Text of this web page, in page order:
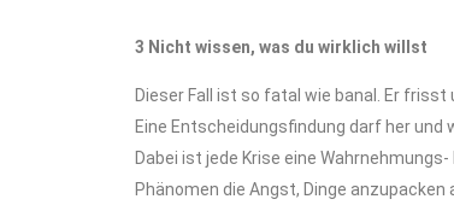
3 Nicht wissen, was du wirklich willst
Dieser Fall ist so fatal wie banal. Er
Eine Entscheidungsfindung darf her und
Dabei ist jede Krise eine
Phänomen die Angst, Dinge